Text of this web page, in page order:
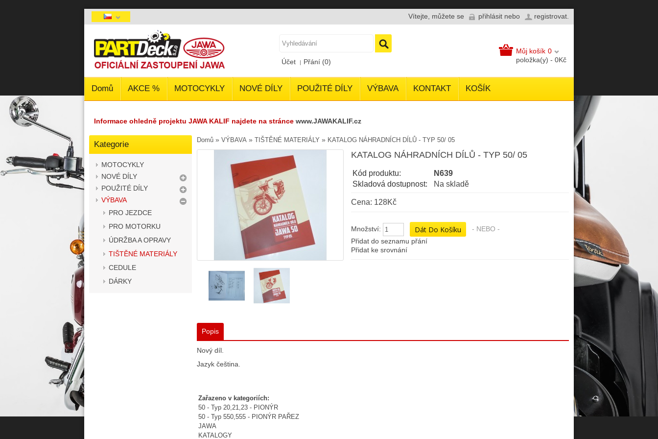
Vítejte, můžete se přihlásit nebo registrovat
Účet Přání (0)
Můj košík 0
položka(y) - 0Kč
Domů AKCE % MOTOCYKLY NOVÉ DÍLY POUŽITÉ DÍLY VÝBAVA KONTAKT KOŠÍK
Informace ohledně projektu JAWA KALIF najdete na stránce www.JAWAKALIF.cz
Kategorie
MOTOCYKLY
NOVÉ DÍLY
POUŽITÉ DÍLY
VÝBAVA
PRO JEZDCE
PRO MOTORKU
ÚDRŽBA A OPRAVY
TIŠTĚNÉ MATERIÁLY
CEDULE
DÁRKY
Domů » VÝBAVA » TIŠTĚNÉ MATERIÁLY » KATALOG NÁHRADNÍCH DÍLŮ - TYP 50/ 05
KATALOG NÁHRADNÍCH DÍLŮ - TYP 50/ 05
Kód produktu:
N639
Skladová dostupnost:
Na skladě
Cena: 128Kč
Množství:
- NEBO -
Přidat do seznamu přání
Přidat ke srovnání
Popis
Nový díl.
Jazyk čeština.
Zařazeno v kategoriích:
50 - Typ 20,21,23 - PIONÝR
50 - Typ 550,555 - PIONÝR PAŘEZ
JAWA
KATALOGY